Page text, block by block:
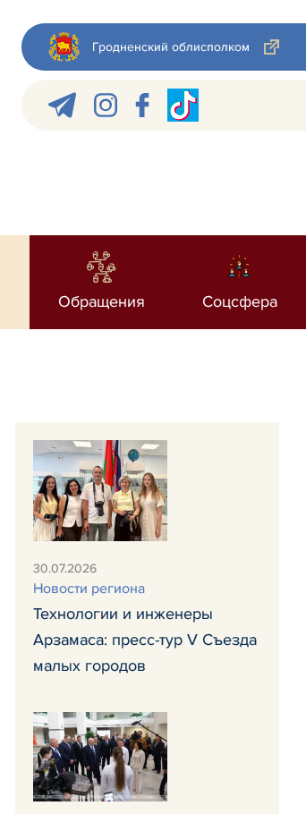
Гродненский облисполком
Обращения Соцсфера
30.07.2026
Новости региона
Технологии и инженеры
Арзамаса: пресс-тур V Съезда
малых городов